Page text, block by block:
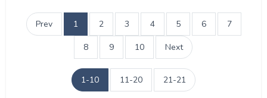
Prev 1 2 3 4 5 6 7
8 9 10 Next
1-10 11-20 21-21